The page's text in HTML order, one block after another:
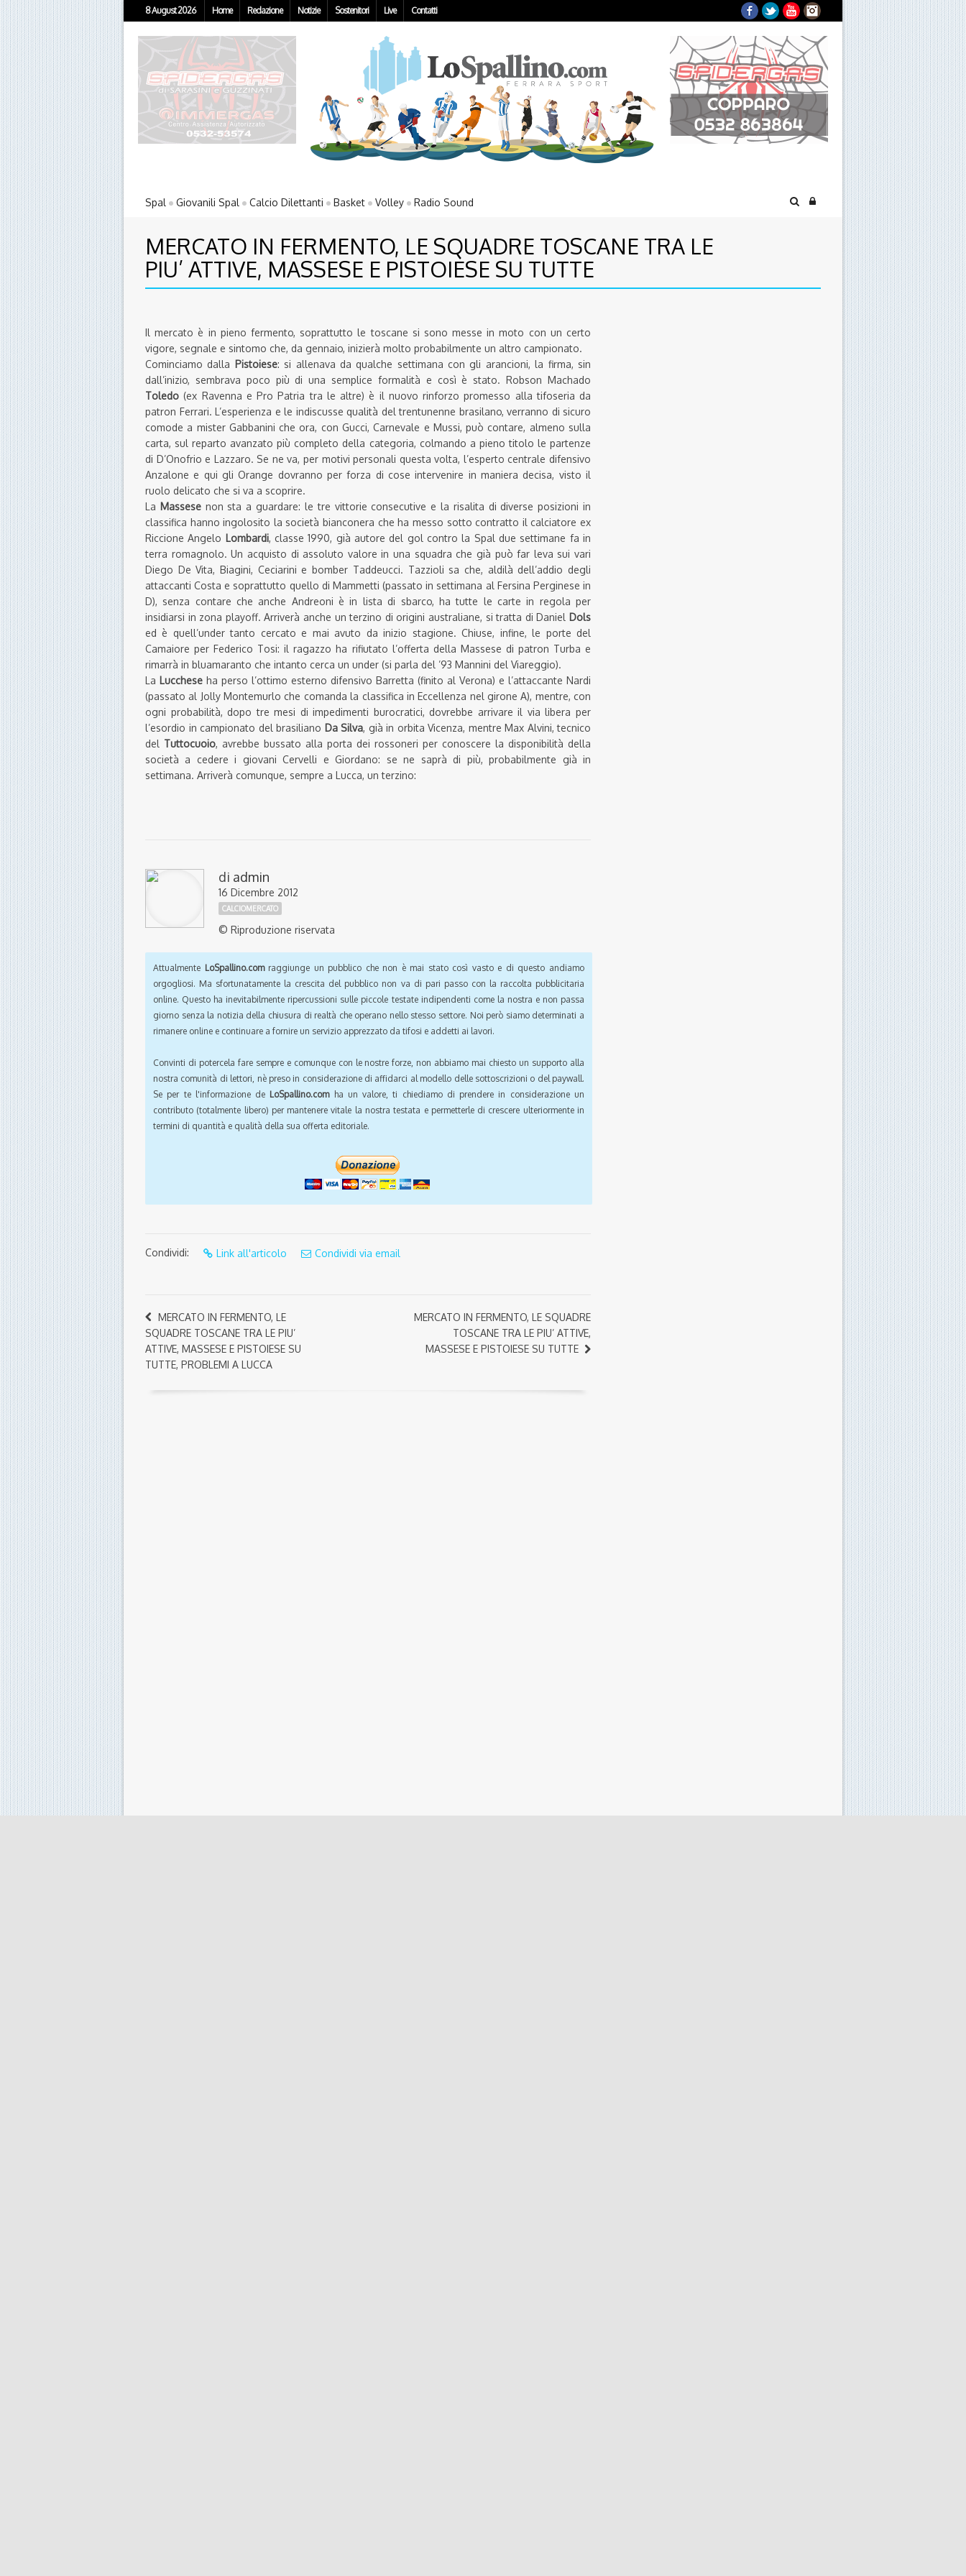
8 August 2026 Home Redazione Notizie Sostenitori Live Contatti Facebook
TwitterYouTubeInstagram
Spal Giovanili Spal Calcio Dilettanti Basket Volley Radio Sound
MERCATO IN FERMENTO, LE SQUADRE TOSCANE TRA LE
PIU’ ATTIVE, MASSESE E PISTOIESE SU TUTTE
Il mercato è in pieno fermento, soprattutto le toscane si sono messe in moto con un certo
vigore, segnale e sintomo che, da gennaio, inizierà molto probabilmente un altro campionato.
Cominciamo dalla Pistoiese: si allenava da qualche settimana con gli arancioni, la firma, sin
dall’inizio, sembrava poco più di una semplice formalità e così è stato. Robson Machado
Toledo (ex Ravenna e Pro Patria tra le altre) è il nuovo rinforzo promesso alla tifoseria da
patron Ferrari. L’esperienza e le indiscusse qualità del trentunenne brasilano, verranno di sicuro
comode a mister Gabbanini che ora, con Gucci, Carnevale e Mussi, può contare, almeno sulla
carta, sul reparto avanzato più completo della categoria, colmando a pieno titolo le partenze
di D’Onofrio e Lazzaro. Se ne va, per motivi personali questa volta, l’esperto centrale difensivo
Anzalone e qui gli Orange dovranno per forza di cose intervenire in maniera decisa, visto il
ruolo delicato che si va a scoprire.
La Massesenon sta a guardare: le tre vittorie consecutive e la risalita di diverse posizioni in
classifica hanno ingolosito la società bianconera che ha messo sotto contratto il calciatore ex
Riccione Angelo Lombardi, classe 1990, già autore del gol contro la Spal due settimane fa in
terra romagnolo. Un acquisto di assoluto valore in una squadra che già può far leva sui vari
Diego De Vita, Biagini, Ceciarini e bomber Taddeucci. Tazzioli sa che, aldilà dell’addio degli
attaccanti Costa e soprattutto quello di Mammetti (passato in settimana al Fersina Perginese in
D), senza contare che anche Andreoni è in lista di sbarco, ha tutte le carte in regola per
insidiarsi in zona playoff. Arriverà anche un terzino di origini australiane, si tratta di Daniel Dols
ed è quell’under tanto cercato e mai avuto da inizio stagione. Chiuse, infine, le porte del
Camaiore per Federico Tosi: il ragazzo ha rifiutato l’offerta della Massese di patron Turba e
rimarrà in bluamaranto che intanto cerca un under (si parla del ’93 Mannini del Viareggio).
La Lucchese ha perso l’ottimo esterno difensivo Barretta (finito al Verona) e l’attaccante Nardi
(passato al Jolly Montemurlo che comanda la classifica in Eccellenza nel girone A), mentre, con
ogni probabilità, dopo tre mesi di impedimenti burocratici, dovrebbe arrivare il via libera per
l’esordio in campionato del brasiliano Da Silva, già in orbita Vicenza, mentre Max Alvini, tecnico
del Tuttocuoio, avrebbe bussato alla porta dei rossoneri per conoscere la disponibilità della
società a cedere i giovani Cervelli e Giordano: se ne saprà di più, probabilmente già in
settimana. Arriverà comunque, sempre a Lucca, un terzino:
di admin
16 Dicembre 2012
CALCIOMERCATO
© Riproduzione riservata
Attualmente LoSpallino.comraggiunge un pubblico che non è mai stato così vasto e di questo andiamo
orgogliosi. Ma sfortunatamente la crescita del pubblico non va di pari passo con la raccolta pubblicitaria
online. Questo ha inevitabilmente ripercussioni sulle piccole testate indipendenti come la nostra e non passa
giorno senza la notizia della chiusura di realtà che operano nello stesso settore. Noi però siamo determinati a
rimanere online e continuare a fornire un servizio apprezzato da tifosi e addetti ai lavori.
Convinti di potercela fare sempre e comunque con le nostre forze, non abbiamo mai chiesto un supporto alla
nostra comunità di lettori, nè preso in considerazione di affidarci al modello delle sottoscrizioni o del paywall.
Se per te l'informazione de LoSpallino.comha un valore, ti chiediamo di prendere in considerazione un
contributo (totalmente libero) per mantenere vitale la nostra testata e permetterle di crescere ulteriormente in
termini di quantità e qualità della sua offerta editoriale.
Condividi: Link all'articolo Condividi via email
MERCATO IN FERMENTO, LE
SQUADRE TOSCANE TRA LE PIU’
ATTIVE, MASSESE E PISTOIESE SU
TUTTE, PROBLEMI A LUCCA
MERCATO IN FERMENTO, LE SQUADRE
TOSCANE TRA LE PIU’ ATTIVE,
MASSESE E PISTOIESE SU TUTTE